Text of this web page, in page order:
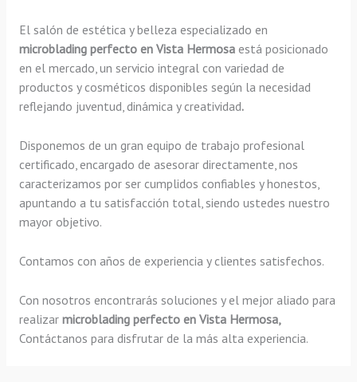
El salón de estética y belleza especializado en
microblading perfecto en Vista Hermosaestá posicionado
en el mercado, un servicio integral con variedad de
productos y cosméticos disponibles según la necesidad
reflejando juventud, dinámica y creatividad.
Disponemos de un gran equipo de trabajo profesional
certificado, encargado de asesorar directamente, nos
caracterizamos por ser cumplidos confiables y honestos,
apuntando a tu satisfacción total, siendo ustedes nuestro
mayor objetivo.
Contamos con años de experiencia y clientes satisfechos.
Con nosotros encontrarás soluciones y el mejor aliado para
realizar microblading perfecto en Vista Hermosa,
Contáctanos para disfrutar de la más alta experiencia.